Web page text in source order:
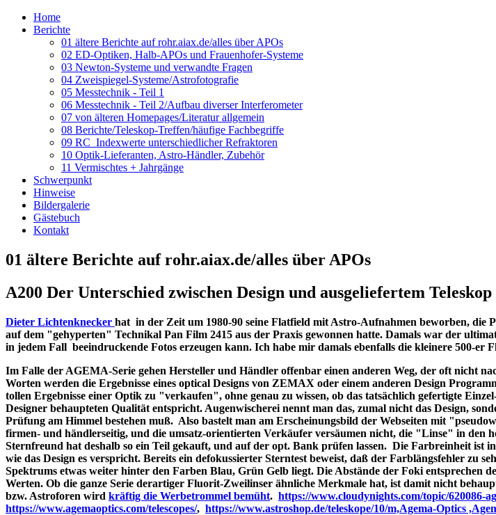
Home
Berichte
01 ältere Berichte auf rohr.aiax.de/alles über APOs
02 ED-Optiken, Halb-APOs und Frauenhofer-Systeme
03 Newton-Systeme und verwandte Fragen
04 Zweispiegel-Systeme/Astrofotografie
05 Messtechnik - Teil 1
06 Messtechnik - Teil 2/Aufbau diverser Interferometer
07 von älteren Homepages/Literatur allgemein
08 Berichte/Teleskop-Treffen/häufige Fachbegriffe
09 RC_Indexwerte unterschiedlicher Refraktoren
10 Optik-Lieferanten, Astro-Händler, Zubehör
11 Vermischtes + Jahrgänge
Schwerpunkt
Hinweise
Bildergalerie
Gästebuch
Kontakt
01 ältere Berichte auf rohr.aiax.de/alles über APOs
A200 Der Unterschied zwischen Design und ausgeliefertem Teleskop
Dieter Lichtenknecker hat in der Zeit um 1980-90 seine Flatfield mit Astro-Aufnahmen beworben, die
auf dem "gehyperten" Technikal Pan Film 2415 aus der Praxis gewonnen hatte. Damals war der
in jedem Fall beeindruckende Fotos erzeugen kann. Ich habe mir damals ebenfalls die kleinere 500-er
Im Falle der AGEMA-Serie gehen Hersteller und Händler offenbar einen anderen Weg, der oft nicht
Worten werden die Ergebnisse eines optical Designs von ZEMAX oder einem anderen Design
tollen Ergebnisse einer Optik zu "verkaufen", ohne genau zu wissen, ob das tatsächlich gefertigte
Designer behaupteten Qualität entspricht. Augenwischerei nennt man das, zumal nicht das Design,
Prüfung am Himmel bestehen muß. Also bastelt man am Erscheinungsbild der Webseiten mit
firmen- und händlerseitig, und die umsatz-orientierten Verkäufer versäumen nicht, die "Linse" in den
Sternfreund hat deshalb so ein Teil gekauft, und auf der opt. Bank prüfen lassen. Die Farbreinheit ist
wie das Design es verspricht. Bereits ein defokussierter Sterntest beweist, daß der Farblängsfehler zu
Spektrums etwas weiter hinter den Farben Blau, Grün Gelb liegt. Die Abstände der Foki entsprechen
Werten. Ob die ganze Serie derartiger Fluorit-Zweilinser ähnliche Merkmale hat, ist damit nicht
bzw. Astroforen wird kräftig die Werbetrommel bemüht. https://www.cloudynights.com/topic/620086-
https://www.agemaoptics.com/telescopes/, https://www.astroshop.de/teleskope/10/m,Agema-Optics